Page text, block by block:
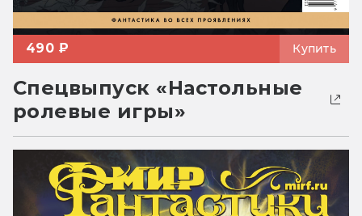
490 ₽ Купить
Спецвыпуск «Настольные
ролевые игры»